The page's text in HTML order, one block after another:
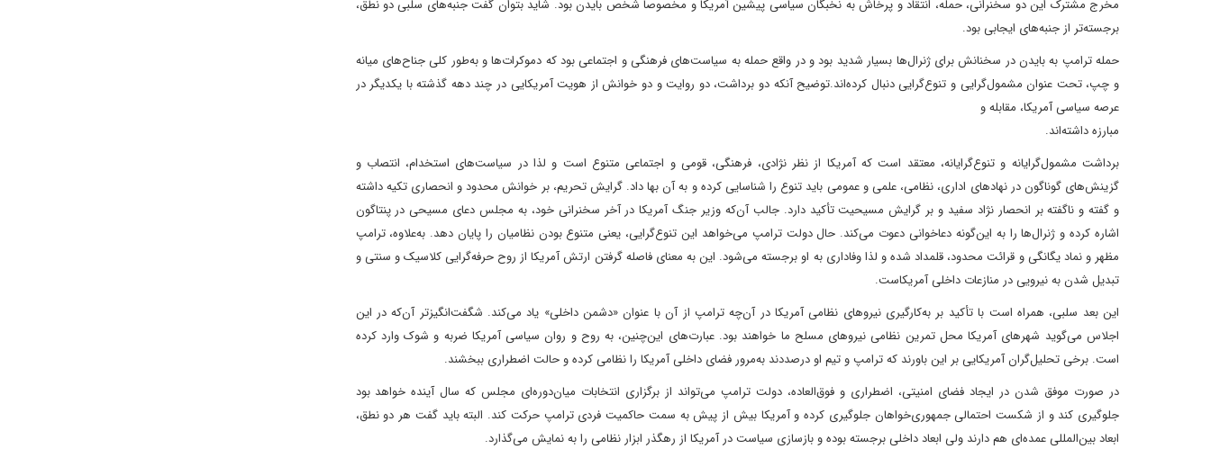
مخرج مشترک این دو سخنرانی، حمله، انتقاد و پرخاش به نخبگان سیاسی پیشین آمریکا و مخصوصاً شخص بایدن بود. شاید بتوان گفت جنبه‌های سلبی دو نطق،
برجسته‌تر از جنبه‌های ایجابی بود.
حمله ترامپ به بایدن در سخنانش برای ژنرال‌ها بسیار شدید بود و در واقع حمله به سیاست‌های فرهنگی و اجتماعی بود که دموکرات‌ها و به‌طور کلی جناح‌های میانه
و چپ، تحت عنوان مشمول‌گرایی و تنوع‌گرایی دنبال کرده‌اند.توضیح آنکه دو برداشت، دو روایت و دو خوانش از هویت آمریکایی در چند دهه گذشته با یکدیگر در
عرصه‌ سیاسی آمریکا، مقابله و
مبارزه داشته‌اند.
برداشت مشمول‌گرایانه و تنوع‌گرایانه، معتقد است که آمریکا از نظر نژادی، فرهنگی، قومی و اجتماعی متنوع است و لذا در سیاست‌های استخدام، انتصاب و
گزینش‌های گوناگون در نهادهای اداری، نظامی، علمی و عمومی باید تنوع را شناسایی کرده و به آن بها داد. گرایش تحریم، بر خوانش محدود و انحصاری تکیه داشته
و گفته و ناگفته بر انحصار نژاد سفید و بر گرایش مسیحیت تأکید دارد. جالب آن‌که وزیر جنگ آمریکا در آخر سخنرانی خود، به مجلس دعای مسیحی در پنتاگون
اشاره کرده و ژنرال‌ها را به این‌گونه دعاخوانی دعوت می‌کند. حال دولت ترامپ می‌خواهد این تنوع‌گرایی، یعنی متنوع بودن نظامیان را پایان دهد. به‌علاوه، ترامپ
مظهر و نماد یگانگی و قرائت محدود، قلمداد شده و لذا وفاداری به او برجسته می‌شود. این به معنای فاصله گرفتن ارتش آمریکا از روح حرفه‌گرایی کلاسیک و سنتی و
تبدیل شدن به نیرویی در منازعات داخلی آمریکاست.
این بعد سلبی، همراه است با تأکید بر به‌کارگیری نیروهای نظامی آمریکا در آن‌چه ترامپ از آن با عنوان «دشمن داخلی» یاد می‌کند. شگفت‌انگیزتر آن‌که در این
اجلاس می‌گوید شهرهای آمریکا محل تمرین نظامی نیروهای مسلح ما خواهند بود. عبارت‌های این‌چنین، به روح و روان سیاسی آمریکا ضربه و شوک وارد کرده
است. برخی تحلیل‌گران آمریکایی بر این باورند که ترامپ و تیم او درصددند به‌مرور فضای داخلی آمریکا را نظامی کرده و حالت اضطراری ببخشند.
در صورت موفق شدن در ایجاد فضای امنیتی، اضطراری و فوق‌العاده، دولت ترامپ می‌تواند از برگزاری انتخابات میان‌دوره‌ای مجلس که سال آینده خواهد بود
جلوگیری کند و از شکست احتمالی جمهوری‌خواهان جلوگیری کرده و آمریکا بیش از پیش به سمت حاکمیت فردی ترامپ حرکت کند. البته باید گفت هر دو نطق،
ابعاد بین‌المللی عمده‌ای هم دارند ولی ابعاد داخلی برجسته بوده و بازسازی سیاست در آمریکا از رهگذر ابزار نظامی را به نمایش می‌گذارد.